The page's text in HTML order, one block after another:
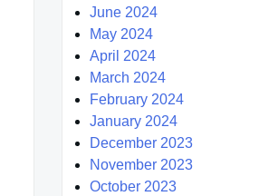
June 2024
May 2024
April 2024
March 2024
February 2024
January 2024
December 2023
November 2023
October 2023